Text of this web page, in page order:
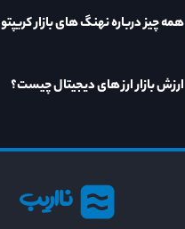
نااریب
همه چیز درباره نهنگ های بازار کریپتو
ارزش بازار ارز های دیجیتال چیست؟